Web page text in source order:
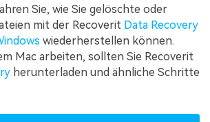
Sie, wie Sie gelöschte oder
mit der Recoverit Data Recovery
wiederherstellen können.
Mac arbeiten, sollten Sie Recoverit
herunterladen und ähnliche Schritte